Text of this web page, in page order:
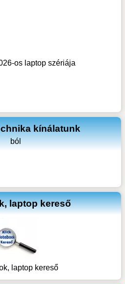
os laptop szériája
kínálatunk
ból
laptop kereső
laptop kereső